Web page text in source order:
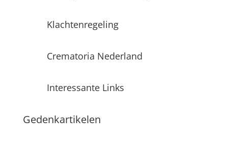
Klachtenregeling
Crematoria Nederland
Interessante Links
Gedenkartikelen